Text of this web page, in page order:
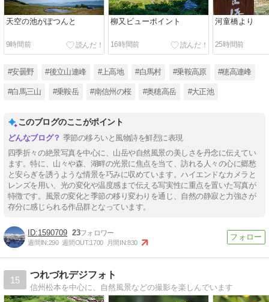
天空の池がぽつんと
9時間前
柳又ビューポイント
16時間前
河童橋より
25時間前
#安曇野 #後立山連峰 #上高地 #白馬村 #乗鞍高原 #穂高連峰
#白馬三山 #乗鞍岳 #南信州の桜 #奥穂高岳 #大正池
このブログのここがポイント
季節の移ろいと風物詩を鮮烈に表現
四季折々の絶景写真を中心に、山岳や自然風景の美しさを丹念に伝えてい
ます。特に、山々や森、湖畔の光景に焦点を当て、訪れる人々の心に郷愁
と安らぎを誘うような情景を巧みに収めています。ハイエンドなカメラと
レンズを用い、光の変化や温度感まで伝える写実性に重点を置いた写真が
特徴です。風景の変化と季節の移り変わりを通じ、自然の静寂と力強さが
存分に感じられる作品群となっています。
1590709 23
週間IN:290 週間OUT:1700 月間IN:830
15
つれづれデジフォト
信州松本を中心に、自然風景などの撮影を楽しんでいます